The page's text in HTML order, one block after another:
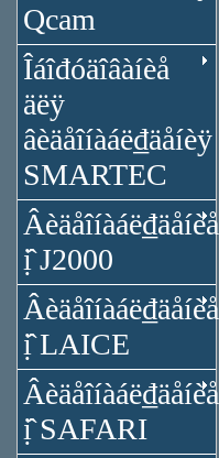
Qcam
Îáîđóäîâàíèå
äëÿ
âèäåîíàáë₫äåíèÿ
SMARTEC
Âèäåîíàáë₫äåíèå
ị̂ J2000
Âèäåîíàáë₫äåíèå
ị̂ LAICE
Âèäåîíàáë₫äåíèå
ị̂ SAFARI